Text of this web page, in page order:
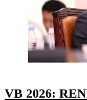
VB 2026: